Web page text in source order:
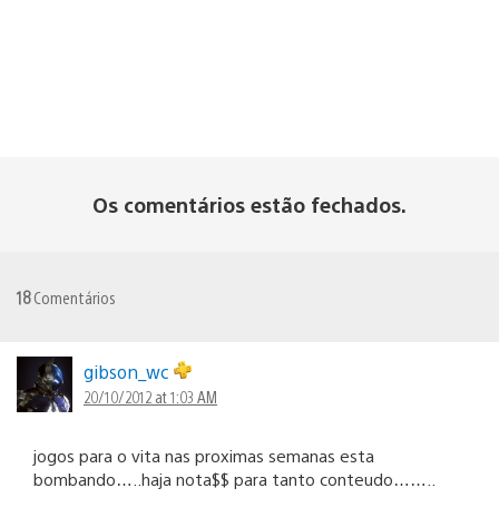
Os comentários estão fechados.
18Comentários
gibson_wc
20/10/2012 at 1:03 AM
jogos para o vita nas proximas semanas esta
bombando…..haja nota$$ para tanto conteudo……..